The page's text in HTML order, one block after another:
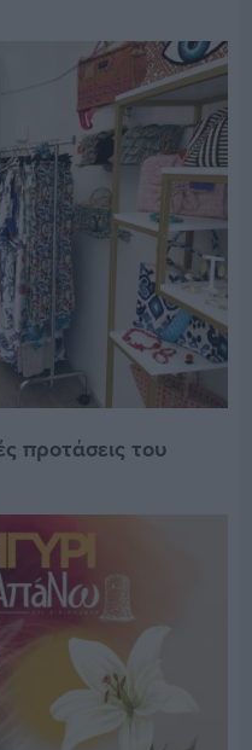
προτάσεις του